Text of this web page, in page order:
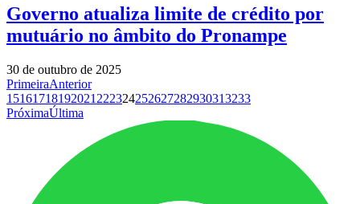
Governo atualiza limite de crédito por
mutuário no âmbito do Pronampe
30 de outubro de 2025
PrimeiraAnterior
15161718192021 222324252627282930313233
PróximaÚltima